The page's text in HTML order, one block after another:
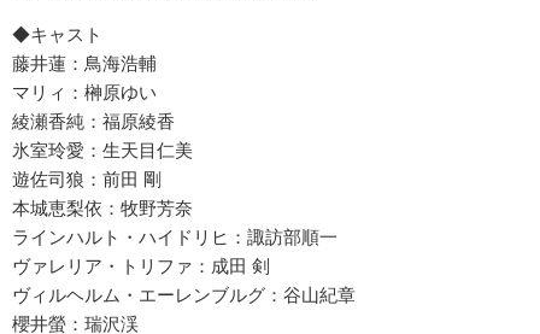
◆キャスト
藤井蓮：鳥海浩輔
マリィ：榊原ゆい
綾瀬香純：福原綾香
氷室玲愛：生天目仁美
遊佐司狼：前田 剛
本城恵梨依：牧野芳奈
ラインハルト・ハイドリヒ：諏訪部順一
ヴァレリア・トリファ：成田 剣
ヴィルヘルム・エーレンブルグ：谷山紀章
櫻井螢：瑞沢渓